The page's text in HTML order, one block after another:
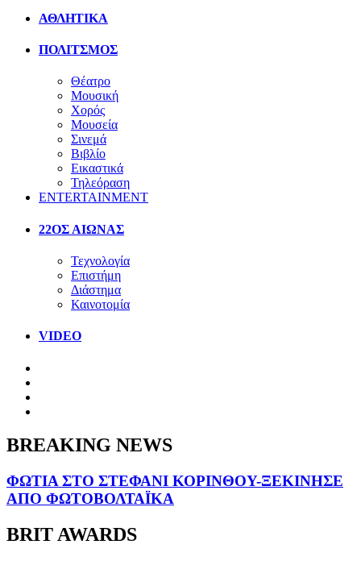
ΑΘΛΗΤΙΚΑ
ΠΟΛΙΤΣΜΟΣ
Θέατρο
Μουσική
Χορός
Μουσεία
Σινεμά
Βιβλίο
Εικαστικά
Τηλεόραση
ENTERTAINMENT
22ΟΣ ΑΙΩΝΑΣ
Τεχνολογία
Επιστήμη
Διάστημα
Καινοτομία
VIDEO
BREAKING NEWS
ΦΩΤΙΑ ΣΤΟ ΣΤΕΦΑΝΙ ΚΟΡΙΝΘΟΥ-ΞΕΚΙΝΗΣΕ
ΑΠΟ ΦΩΤΟΒΟΛΤΑΪΚΑ
BRIT AWARDS